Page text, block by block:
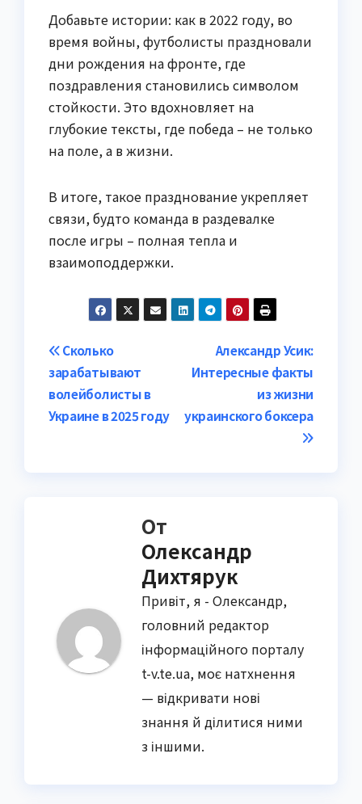
Добавьте истории: как в 2022 году, во
время войны, футболисты праздновали
дни рождения на фронте, где
поздравления становились символом
стойкости. Это вдохновляет на
глубокие тексты, где победа – не только
на поле, а в жизни.
В итоге, такое празднование укрепляет
связи, будто команда в раздевалке
после игры – полная тепла и
взаимоподдержки.
Навигация
по
записям
Александр Усик:
Интересные факты
из жизни
украинского боксера
Сколько
зарабатывают
волейболисты в
Украине в 2025 году
От
Олександр
Дихтярук
Привіт, я - Олександр,
головний редактор
інформаційного порталу
t-v.te.ua, моє натхнення
— відкривати нові
знання й ділитися ними
з іншими.